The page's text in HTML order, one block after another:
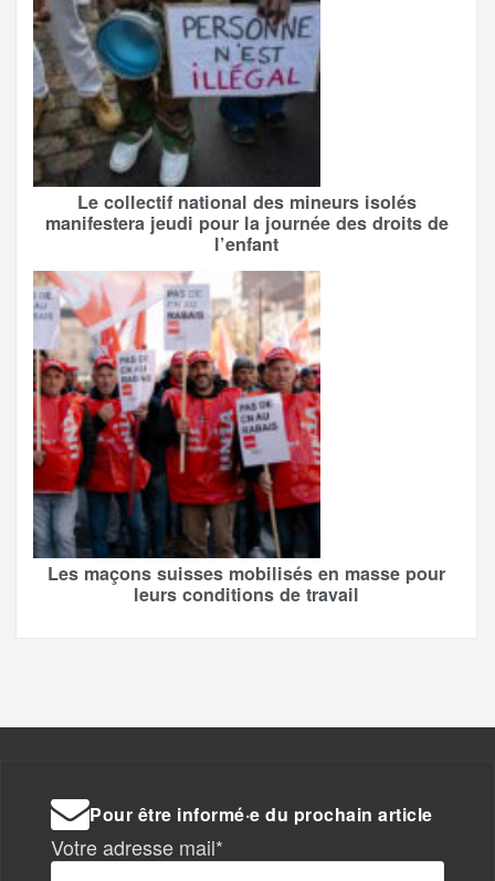
Le collectif national des mineurs isolés
manifestera jeudi pour la journée des droits de
l’enfant
Les maçons suisses mobilisés en masse pour
leurs conditions de travail
Pour être informé·e du prochain article
Votre adresse mail*